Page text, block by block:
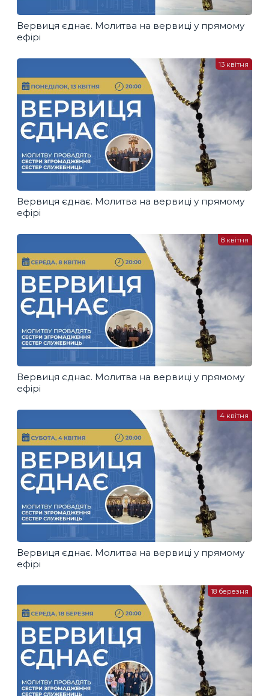
Вервиця єднає. Молитва на вервиці у прямому
ефірі
Вервиця єднає. Молитва на вервиці у прямому
ефірі
13 квітня
Вервиця єднає. Молитва на вервиці у прямому
ефірі
8 квітня
Вервиця єднає. Молитва на вервиці у прямому
ефірі
4 квітня
18 березня